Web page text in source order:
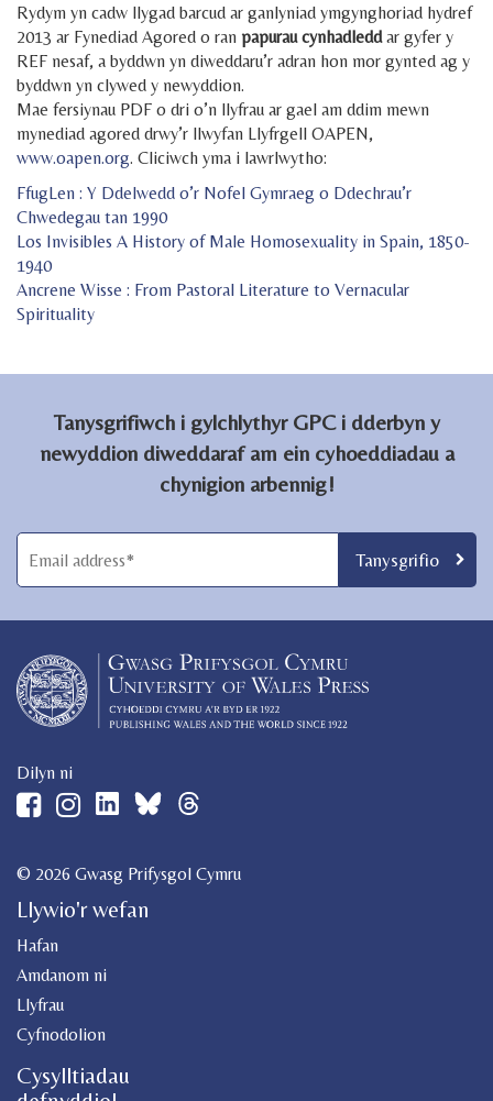
Rydym yn cadw llygad barcud ar ganlyniad ymgynghoriad hydref
2013 ar Fynediad Agored o ran papurau cynhadleddar gyfer y
REF nesaf, a byddwn yn diweddaru’r adran hon mor gynted ag y
byddwn yn clywed y newyddion.
Mae fersiynau PDF o dri o’n llyfrau ar gael am ddim mewn
mynediad agored drwy’r llwyfan Llyfrgell OAPEN,
www.oapen.org. Cliciwch yma i lawrlwytho:
FfugLen : Y Ddelwedd o’r Nofel Gymraeg o Ddechrau’r
Chwedegau tan 1990
Los Invisibles A History of Male Homosexuality in Spain, 1850-
1940
Ancrene Wisse : From Pastoral Literature to Vernacular
Spirituality
Tanysgrifiwch i gylchlythyr GPC i dderbyn y
newyddion diweddaraf am ein cyhoeddiadau a
chynigion arbennig!
Dilyn ni
© 2026 Gwasg Prifysgol Cymru
Llywio'r wefan
Hafan
Amdanom ni
Llyfrau
Cyfnodolion
Cysylltiadau